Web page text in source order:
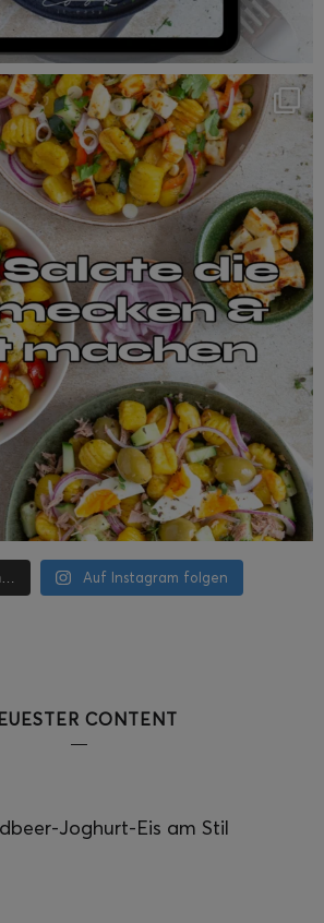
Auf Instagram folgen
CONTENT
Joghurt-Eis am Stil